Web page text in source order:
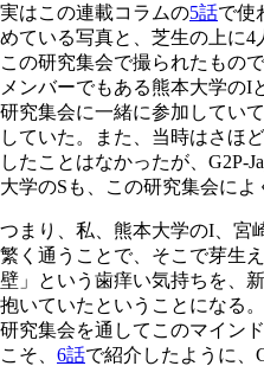
実はこの連載コラムの5話で使
めている写真と、芝生の上に
この研究集会で撮られたもの
メンバーでもある熊本大学のI
研究集会に一緒に参加してい
していた。また、当時はさほ
したことはなかったが、G2P-
大学のSも、この研究集会によ
つまり、私、熊本大学のI、宮
繁く通うことで、そこで芽生
壁」という歯痒い気持ちを、
抱いていたということになる
研究集会を通してこのマイン
こそ、 6話で紹介したように、